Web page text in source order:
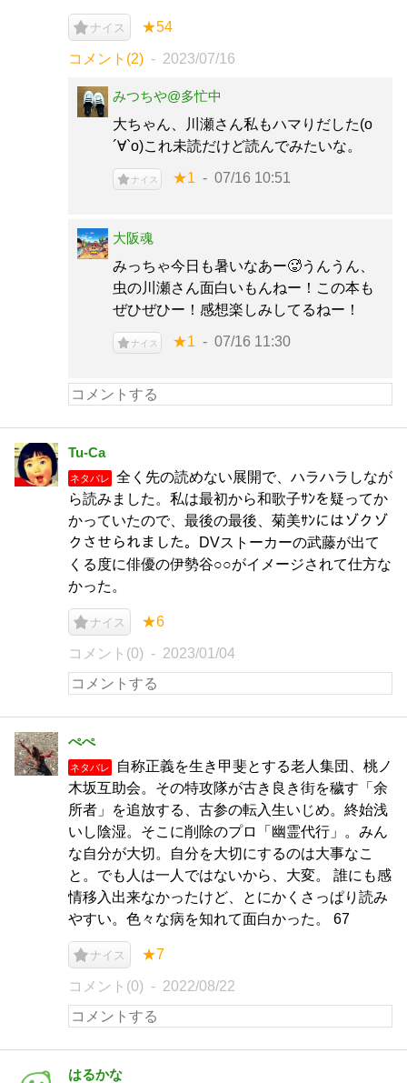
ナイス ★54
コメント(2) 2023/07/16
みつちや@多忙中
大ちゃん、川瀬さん私もハマりだした(о
´∀`о)これ未読だけど読んでみたいな。
ナイス ★1 07/16 10:51
大阪魂
みっちゃ今日も暑いなあー🥵うんうん、
虫の川瀬さん面白いもんねー！この本も
ぜひぜひー！感想楽しみしてるねー！
ナイス ★1 07/16 11:30
Tu-Ca
ネタバレ
全く先の読めない展開で、ハラハラしなが
ら読みました。私は最初から和歌子ｻﾝを疑ってか
かっていたので、最後の最後、菊美ｻﾝにはゾクゾ
クさせられました。DVストーカーの武藤が出て
くる度に俳優の伊勢谷○○がイメージされて仕方な
かった。
ナイス ★6
コメント(0) 2023/01/04
ぺぺ
ネタバレ
自称正義を生き甲斐とする老人集団、桃ノ
木坂互助会。その特攻隊が古き良き街を穢す「余
所者」を追放する、古参の転入生いじめ。終始浅
いし陰湿。そこに削除のプロ「幽霊代行」。みん
な自分が大切。自分を大切にするのは大事なこ
と。でも人は一人ではないから、大変。 誰にも感
情移入出来なかったけど、とにかくさっぱり読み
やすい。色々な病を知れて面白かった。 67
ナイス ★7
コメント(0) 2022/08/22
はるかな